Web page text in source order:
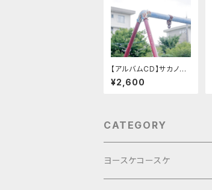
【アルバムCD】サカノウ
エヨースケ「ニュータウ
ン」
¥2,600
CATEGORY
ヨースケコースケ